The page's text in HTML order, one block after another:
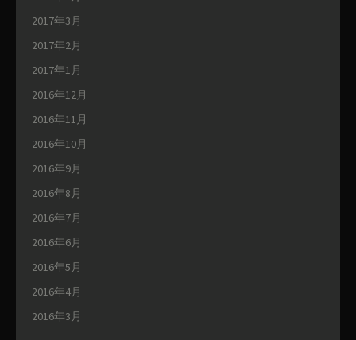
2017年3月
2017年2月
2017年1月
2016年12月
2016年11月
2016年10月
2016年9月
2016年8月
2016年7月
2016年6月
2016年5月
2016年4月
2016年3月